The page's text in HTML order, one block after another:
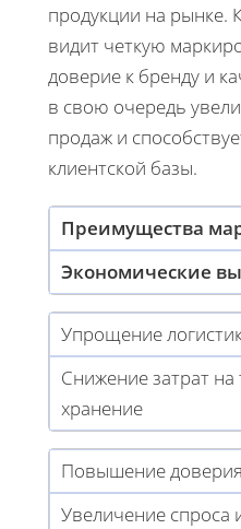
продукции на рынке.
видит четкую
доверие к бренду и
в свою очередь
продаж и
клиентской базы.
Преимущества
Экономические
Упрощение
Снижение затрат
хранение
Повышение
Увеличение спроса